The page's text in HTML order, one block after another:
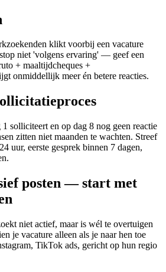
klikt voorbij een vacature
niet 'volgens ervaring' — geef een
+ maaltijdcheques +
onmiddellijk meer én betere reacties.
solliciteert en op dag 8 nog geen reactie
zitten niet maanden te wachten. Streef
uur, eerste gesprek binnen 7 dagen,
posten — start met
niet actief, maar is wél te overtuigen
je vacature alleen als je naar hen toe
TikTok ads, gericht op hun regio